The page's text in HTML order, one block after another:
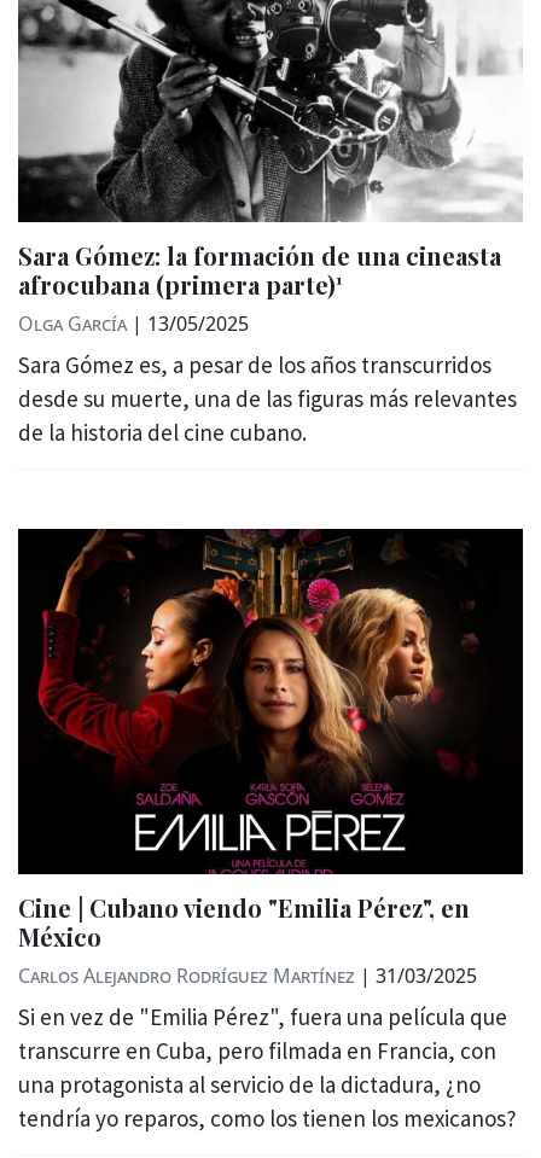
Sara Gómez: la formación de una cineasta
afrocubana (primera parte)¹
Olga García | 13/05/2025
Sara Gómez es, a pesar de los años transcurridos
desde su muerte, una de las figuras más relevantes
de la historia del cine cubano.
Cine | Cubano viendo "Emilia Pérez", en
México
Carlos Alejandro Rodríguez Martínez | 31/03/2025
Si en vez de "Emilia Pérez", fuera una película que
transcurre en Cuba, pero filmada en Francia, con
una protagonista al servicio de la dictadura, ¿no
tendría yo reparos, como los tienen los mexicanos?